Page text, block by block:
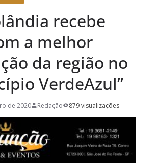
recebe
a melhor
da região no
VerdeAzul”
de 2020 Redação 879 visualizações